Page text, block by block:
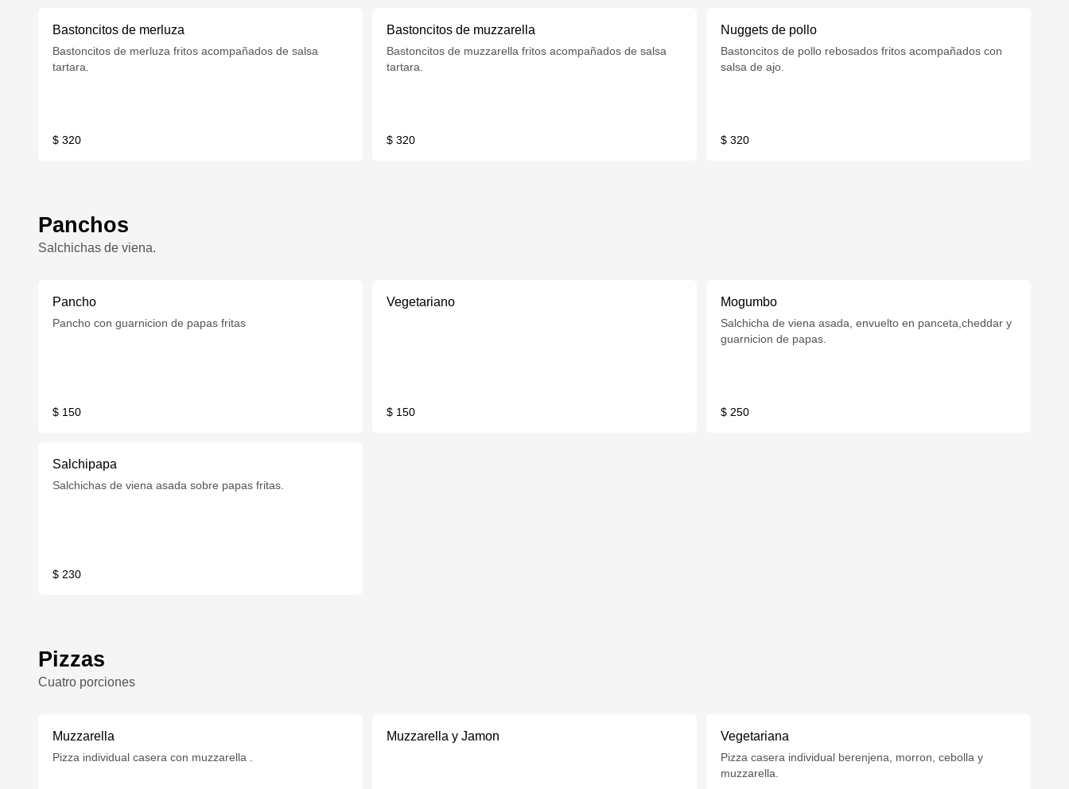
Bastoncitos de merluza
Bastoncitos de merluza fritos acompañados de salsa
tartara.
$ 320
Bastoncitos de muzzarella
Bastoncitos de muzzarella fritos acompañados de salsa
tartara.
$ 320
Nuggets de pollo
Bastoncitos de pollo rebosados fritos acompañados con
salsa de ajo.
$ 320
Panchos
Salchichas de viena.
Pancho
Pancho con guarnicion de papas fritas
$ 150
Vegetariano
$ 150
Mogumbo
Salchicha de viena asada, envuelto en panceta,cheddar y
guarnicion de papas.
$ 250
Salchipapa
Salchichas de viena asada sobre papas fritas.
$ 230
Pizzas
Cuatro porciones
Muzzarella
Pizza individual casera con muzzarella .
Muzzarella y Jamon Vegetariana
Pizza casera individual berenjena, morron, cebolla y
muzzarella.